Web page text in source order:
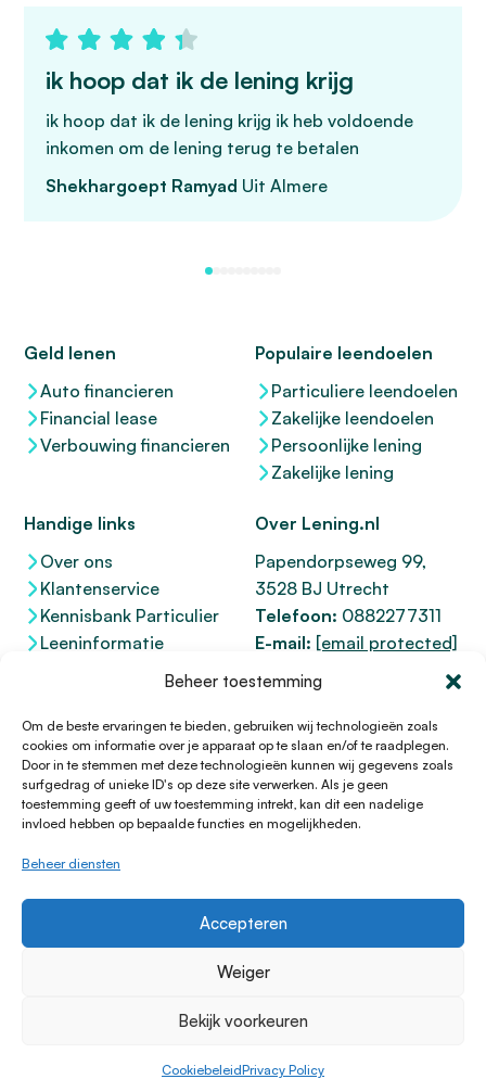
Beheer toestemming
Om de beste ervaringen te bieden, gebruiken wij technologieën zoals
cookies om informatie over je apparaat op te slaan en/of te raadplegen.
Door in te stemmen met deze technologieën kunnen wij gegevens zoals
surfgedrag of unieke ID's op deze site verwerken. Als je geen
toestemming geeft of uw toestemming intrekt, kan dit een nadelige
invloed hebben op bepaalde functies en mogelijkheden.
Beheer diensten
Accepteren
Weiger
Bekijk voorkeuren
CookiebeleidPrivacy Policy
ik hoop dat ik de lening krijg
ik hoop dat ik de lening krijg ik heb voldoende
inkomen om de lening terug te betalen
Shekhargoept Ramyad Uit Almere
Geld lenen
Auto financieren
Financial lease
Verbouwing financieren
Populaire leendoelen
Particuliere leendoelen
Zakelijke leendoelen
Persoonlijke lening
Zakelijke lening
Handige links
Over ons
Klantenservice
Kennisbank Particulier
Leeninformatie
Over Lening.nl
Papendorpseweg 99,
3528 BJ Utrecht
Telefoon: 0882277311
E-mail: [email protected]
KvK 76100200
12047091
Kifid 300.017942
© 1996 - 2026 Lening.nl
Privacy Policy
HTML Sitemap
Klachtenprocedure